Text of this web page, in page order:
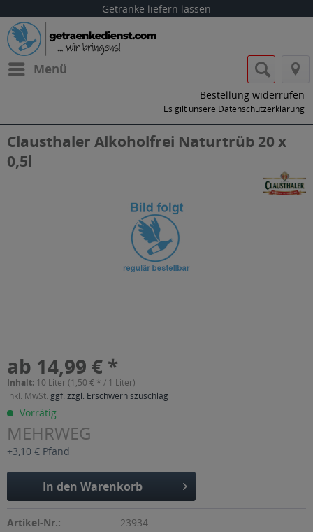
Getränke liefern lassen
Menü
Bestellung widerrufen
Es gilt unsere Datenschutzerklärung
Clausthaler Alkoholfrei Naturtrüb 20 x
0,5l
ab 14,99 € *
Inhalt: 10 Liter (1,50 € * / 1 Liter)
inkl. MwSt. ggf. zzgl. Erschwerniszuschlag
Vorrätig
MEHRWEG
+3,10 € Pfand
In den Warenkorb
Artikel-Nr.:
23934